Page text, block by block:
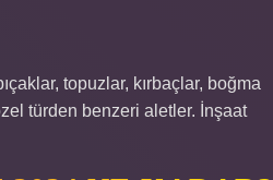
topuzlar, kırbaçlar, boğma
türden benzeri aletler. İnşaat